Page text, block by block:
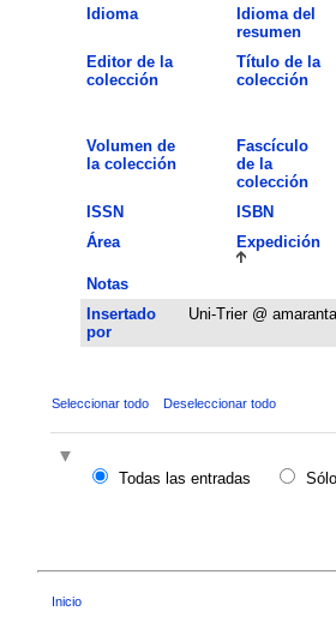
Idioma
Idioma del
resumen
Editor de la
colección
Título de la
colección
Volumen de
la colección
Fascículo
de la
colección
ISSN
ISBN
Área
Expedición
Notas
Insertado
por
Uni-Trier @
Seleccionar todo Deseleccionar todo
Todas las entradas
Inicio